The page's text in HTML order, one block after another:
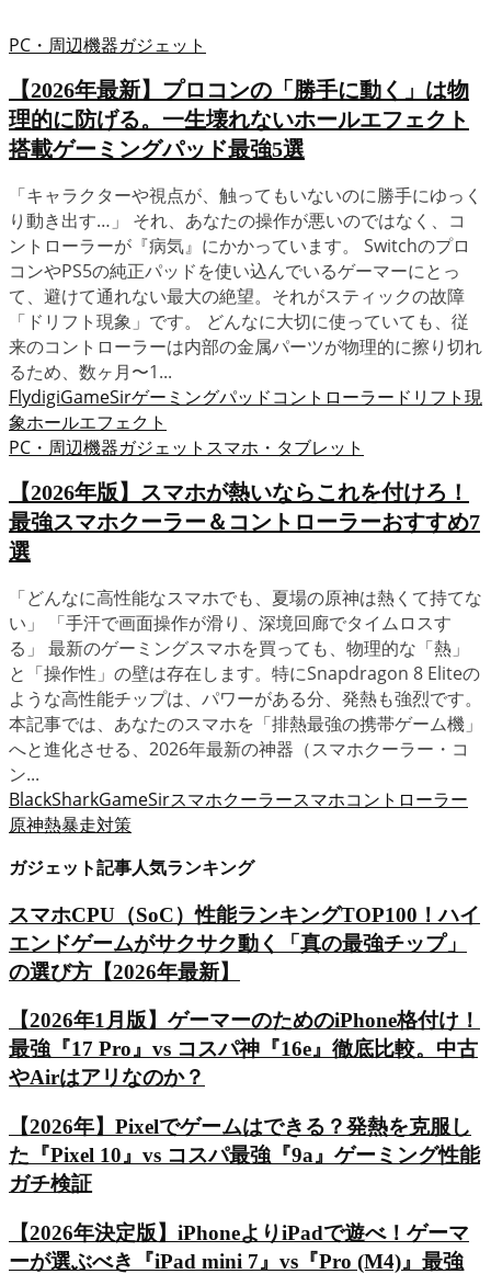
PC・周辺機器ガジェット
【2026年最新】プロコンの「勝手に動く」は物
理的に防げる。一生壊れないホールエフェクト
搭載ゲーミングパッド最強5選
「キャラクターや視点が、触ってもいないのに勝手にゆっく
り動き出す…」 それ、あなたの操作が悪いのではなく、コ
ントローラーが『病気』にかかっています。 Switchのプロ
コンやPS5の純正パッドを使い込んでいるゲーマーにとっ
て、避けて通れない最大の絶望。それがスティックの故障
「ドリフト現象」です。 どんなに大切に使っていても、従
来のコントローラーは内部の金属パーツが物理的に擦り切れ
るため、数ヶ月〜1...
FlydigiGameSirゲーミングパッドコントローラー ドリフト現
象ホールエフェクト
PC・周辺機器ガジェット スマホ・タブレット
【2026年版】スマホが熱いならこれを付けろ！
最強スマホクーラー＆コントローラーおすすめ7
選
「どんなに高性能なスマホでも、夏場の原神は熱くて持てな
い」 「手汗で画面操作が滑り、深境回廊でタイムロスす
る」 最新のゲーミングスマホを買っても、物理的な「熱」
と「操作性」の壁は存在します。特にSnapdragon 8 Eliteの
ような高性能チップは、パワーがある分、発熱も強烈です。
本記事では、あなたのスマホを「排熱最強の携帯ゲーム機」
へと進化させる、2026年最新の神器（スマホクーラー・コ
ン...
BlackSharkGameSirスマホクーラースマホコントローラー
原神熱暴走対策
ガジェット記事人気ランキング
スマホCPU（SoC）性能ランキングTOP100！ハイ
エンドゲームがサクサク動く「真の最強チップ」
の選び方【2026年最新】
【2026年1月版】ゲーマーのためのiPhone格付け！
最強『17 Pro』vs コスパ神『16e』徹底比較。中古
やAirはアリなのか？
【2026年】Pixelでゲームはできる？発熱を克服し
た『Pixel 10』vs コスパ最強『9a』ゲーミング性能
ガチ検証
【2026年決定版】iPhoneよりiPadで遊べ！ゲーマ
ーが選ぶべき『iPad mini 7』vs『Pro (M4)』最強